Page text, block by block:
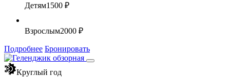
Детям1500 ₽
Взрослым2000 ₽
Подробнее Бронировать
Круглый год